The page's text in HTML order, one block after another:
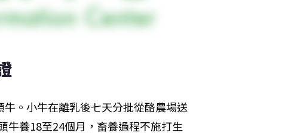
。小牛在離乳後七天分批從酪農場送
牛養18至24個月，畜養過程不施打生